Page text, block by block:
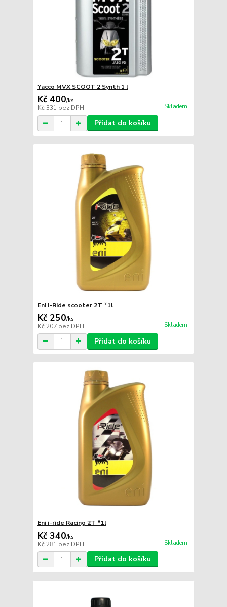
Yacco MVX SCOOT 2 Synth 1 l
Kč 400/ks
Kč 331 bez DPH Skladem
Přidat do košíku
Eni i-Ride scooter 2T *1l
Kč 250/ks
Kč 207 bez DPH Skladem
Přidat do košíku
Eni i-ride Racing 2T *1l
Kč 340/ks
Kč 281 bez DPH Skladem
Přidat do košíku